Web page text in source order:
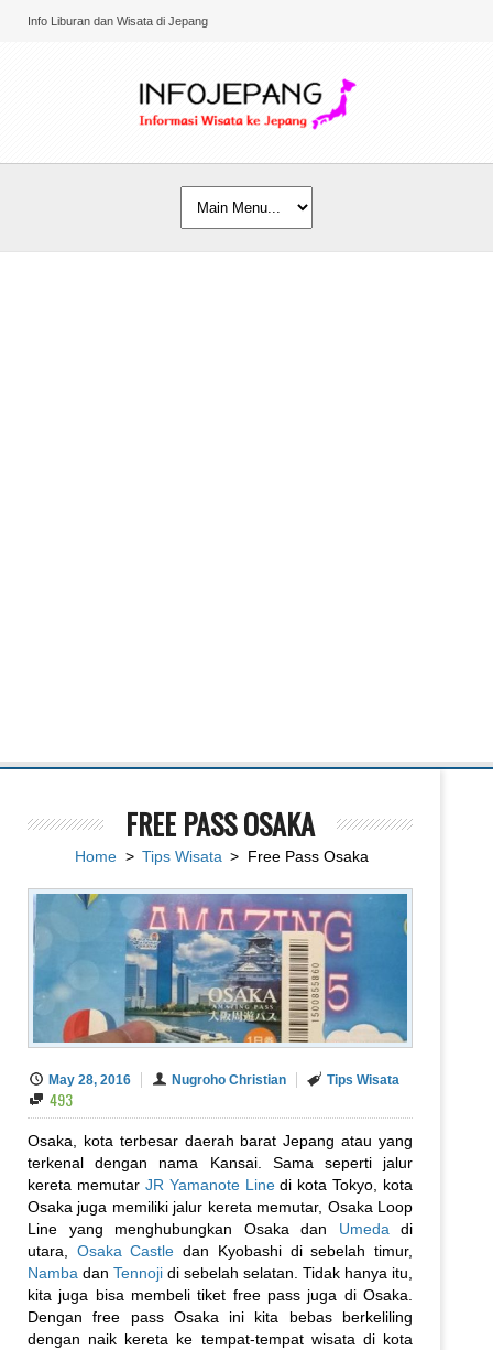
Info Liburan dan Wisata di Jepang
FREE PASS OSAKA
Home > Tips Wisata > Free Pass Osaka
May 28, 2016 Nugroho Christian Tips Wisata
493
Osaka, kota terbesar daerah barat Jepang atau yang
terkenal dengan nama Kansai. Sama seperti jalur
kereta memutar JR Yamanote Linedi kota Tokyo, kota
Osaka juga memiliki jalur kereta memutar, Osaka Loop
Line yang menghubungkan Osaka dan Umeda di
utara, Osaka Castle dan Kyobashi di sebelah timur,
Namba dan Tennoji di sebelah selatan. Tidak hanya itu,
kita juga bisa membeli tiket free pass juga di Osaka.
Dengan free pass Osaka ini kita bebas berkeliling
dengan naik kereta ke tempat-tempat wisata di kota